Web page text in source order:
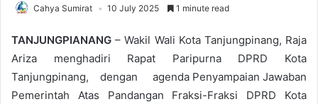
Cahya Sumirat 10 July 2025 1 minute read
TANJUNGPIANANG – Wakil Wali Kota Tanjungpinang, Raja
Ariza menghadiri Rapat Paripurna DPRD Kota
Tanjungpinang, dengan agenda Penyampaian Jawaban
Pemerintah Atas Pandangan Fraksi-Fraksi DPRD Kota